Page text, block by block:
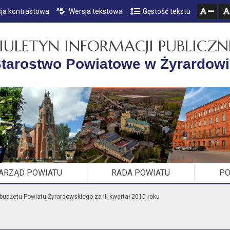
Przejdź do głównego menu
Przejdź do treści
Przejdź do mapy serwisu
kontrastowa Wersja tekstowa Gęstość tekstu
INFORMACJI
Powiatowe w
POWIATU RADA POWIATU
Powiatu Żyrardowskiego za III kwartał 2010 roku